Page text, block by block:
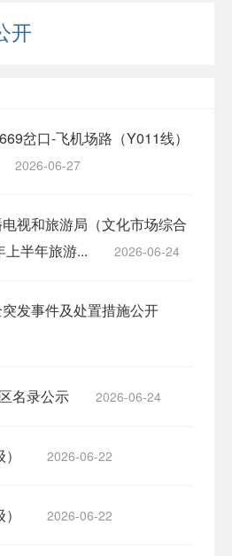
开
岔口-飞机场路（Y011线）
2026-06-27
视和旅游局（文化市场综合
半年旅游...
2026-06-24
发事件及处置措施公开
名录公示 2026-06-24
2026-06-22
2026-06-22